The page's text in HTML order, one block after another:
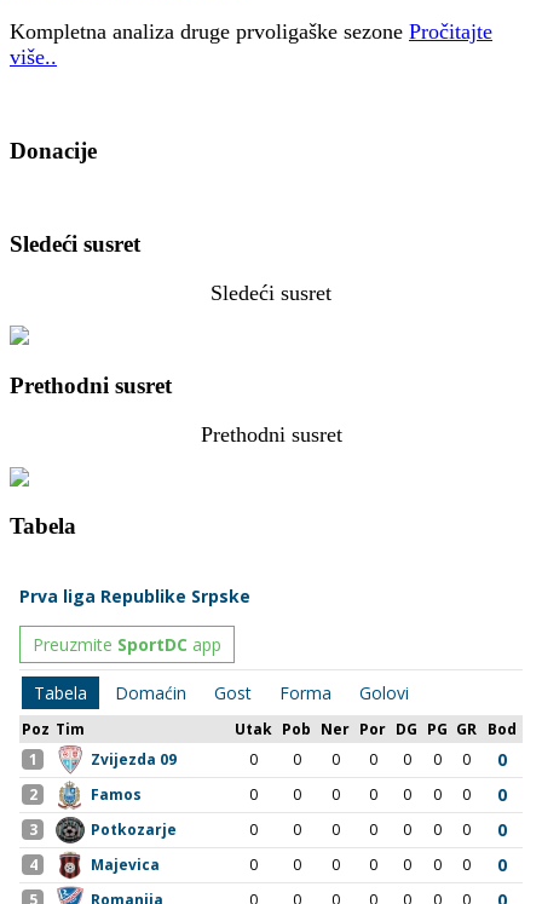
Kompletna analiza druge prvoligaške sezone Pročitajte
više..
Donacije
Sledeći susret
Sledeći susret
Prethodni susret
Prethodni susret
Tabela